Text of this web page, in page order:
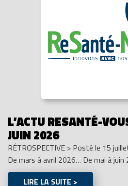
L’ACTU RESANTÉ-
JUIN 2026
RÉTROSPECTIVE > Posté le 15
De mars à avril 2026… De mai à
LIRE LA SUITE >